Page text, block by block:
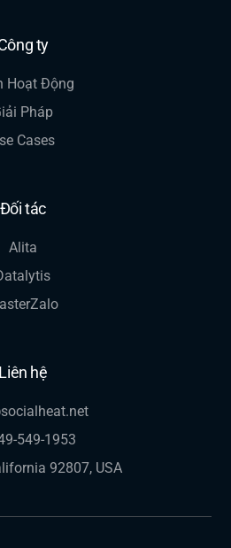
ty
Hoạt Động
Pháp
Cases
Đối tác
Alita
Liên hệ
549-1953
92807, USA